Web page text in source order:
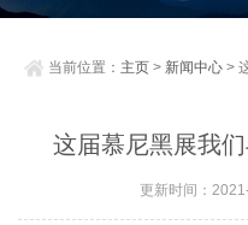
当前位置： 主页 > 新闻中心 >
这届慕尼黑展我
更新时间：